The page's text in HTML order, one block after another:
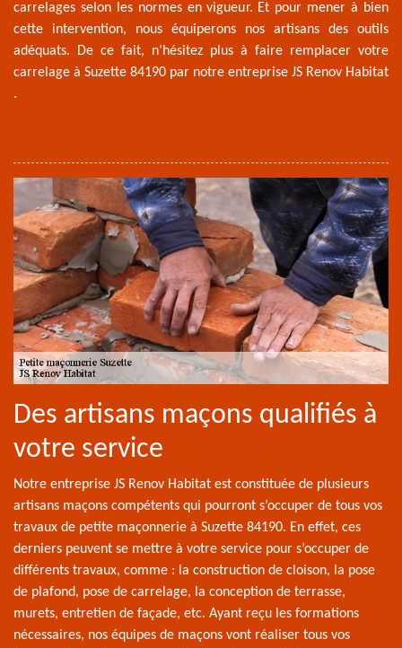
carrelages selon les normes en vigueur. Et pour mener à bien
cette intervention, nous équiperons nos artisans des outils
adéquats. De ce fait, n’hésitez plus à faire remplacer votre
carrelage à Suzette 84190 par notre entreprise JS Renov Habitat
.
Des artisans maçons qualifiés à
votre service
Notre entreprise JS Renov Habitat est constituée de plusieurs
artisans maçons compétents qui pourront s’occuper de tous vos
travaux de petite maçonnerie à Suzette 84190. En effet, ces
derniers peuvent se mettre à votre service pour s’occuper de
différents travaux, comme : la construction de cloison, la pose
de plafond, pose de carrelage, la conception de terrasse,
murets, entretien de façade, etc. Ayant reçu les formations
nécessaires, nos équipes de maçons vont réaliser tous vos